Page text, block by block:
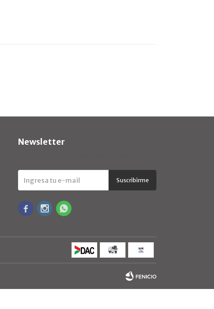
Newsletter
Suscribirme
  